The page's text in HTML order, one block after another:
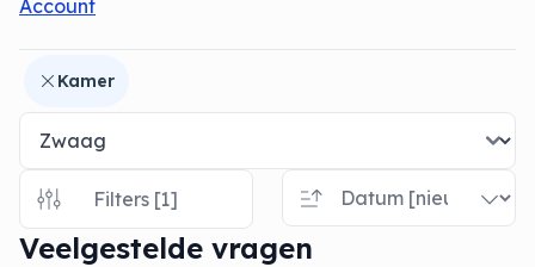
Account
Kamer
Filters [1]
Veelgestelde vragen